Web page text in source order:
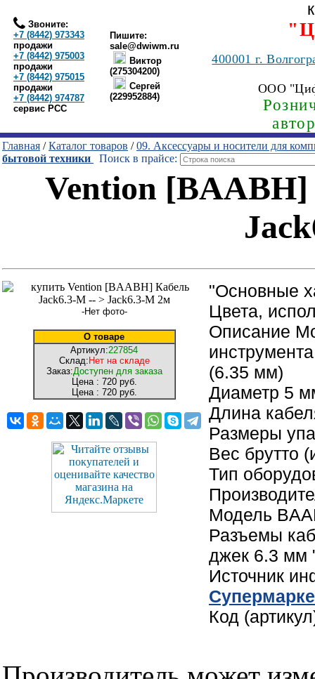
Звоните:
+7 (8442) 973343
продажи
+7 (8442) 975003
продажи
+7 (8442) 975015
продажи
+7 (8442) 974787
сервис РСС
Пишите:
sale@dwiwm.ru
Виктор
(275304200)
Сергей
(229952884)
400001г.
ООО
Главная /Каталог товаров /09. Аксессуары и носители для
бытовой техники
Поиск в прайсе:
Vention [BAABH]
-Нет фото-
О товаре
Артикул:227854
Склад: Нет на складе
Заказ:Доступен для заказа
Цена : 720 руб.
Цена : 720 руб.
"Основные
Цвета,
Описание
(6.35 мм)
Диаметр 5
Длина
Размеры
Вес брутто
Тип
Модель
Разъемы
джек 6.3 мм
Источник
Код